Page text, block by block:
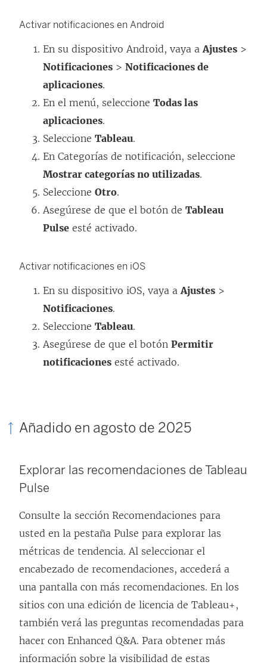
Activar notificaciones en Android
En su dispositivo Android, vaya a Ajustes >
Notificaciones > Notificaciones de
aplicaciones.
En el menú, seleccione Todas las
aplicaciones.
Seleccione Tableau.
En Categorías de notificación, seleccione
Mostrar categorías no utilizadas.
Seleccione Otro.
Asegúrese de que el botón de Tableau
Pulse esté activado.
Activar notificaciones en iOS
En su dispositivo iOS, vaya a Ajustes >
Notificaciones.
Seleccione Tableau.
Asegúrese de que el botón Permitir
notificaciones esté activado.
Añadido en agosto de 2025
Explorar las recomendaciones de Tableau
Pulse
Consulte la sección Recomendaciones para
usted en la pestaña Pulse para explorar las
métricas de tendencia. Al seleccionar el
encabezado de recomendaciones, accederá a
una pantalla con más recomendaciones. En los
sitios con una edición de licencia de Tableau+,
también verá las preguntas recomendadas para
hacer con Enhanced Q&A. Para obtener más
información sobre la visibilidad de estas